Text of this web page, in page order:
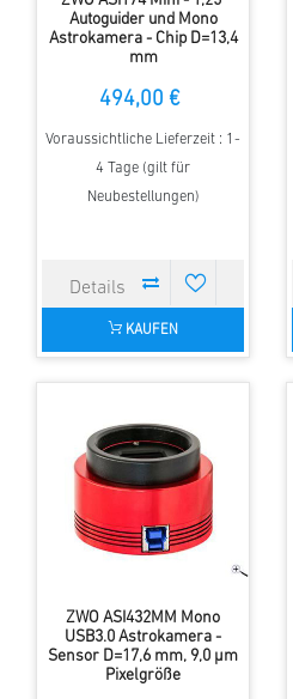
Autoguider und Mono
Astrokamera - Chip D=13,4
mm
494,00 €
Voraussichtliche Lieferzeit : 1-
4 Tage (gilt für
Neubestellungen)
KAUFEN
ZWO ASI432MM Mono
USB3.0 Astrokamera -
Sensor D=17,6 mm, 9,0 µm
Pixelgröße